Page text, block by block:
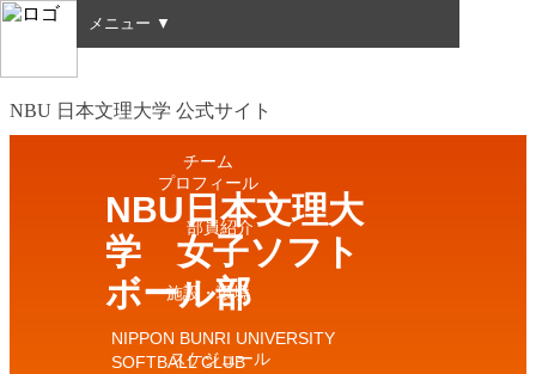
NBU 日本文理大学 公式サイト
NBU日本文理大
学 女子ソフト
ボール部
NIPPON BUNRI UNIVERSITY
SOFTBALL CLUB
メニュー ▼
チーム
プロフィール
部員紹介
施設・環境
スケジュール